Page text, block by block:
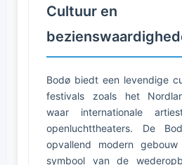
Cultuur en
Bodø biedt een levendige
festivals zoals het
waar internationale
openluchttheaters. De
opvallend modern
symbool van de